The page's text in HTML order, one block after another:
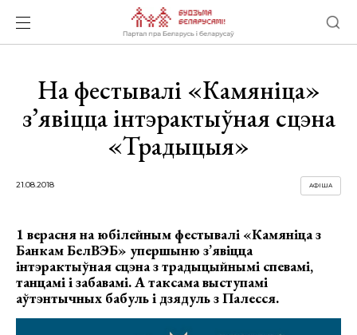
На фестывалі «Камяніца»
з’явіцца інтэрактыўная сцэна
«Традыцыя»
21.08.2018 АФІША
1 верасня на юбілейным фестывалі «Камяніца з
Банкам БелВЭБ» упершыню з’явіцца
інтэрактыўная сцэна з традыцыйнымі спевамі,
танцамі і забавамі. А таксама выступамі
аўтэнтычных бабуль і дзядуль з Палесся.